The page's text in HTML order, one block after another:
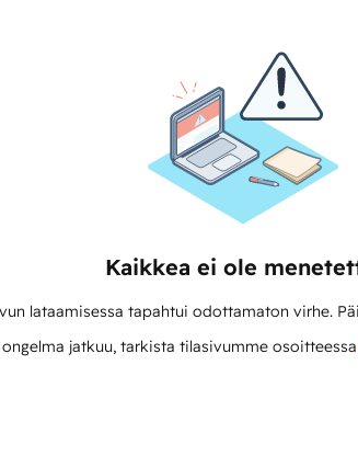
Kaikkea ei ole
lataamisessa tapahtui odottamaton virhe.
ongelma jatkuu, tarkista tilasivumme osoitteessa